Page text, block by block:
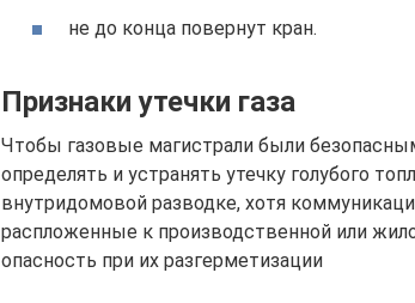
не до конца повернут кран.
Признаки утечки газа
Чтобы газовые магистрали были
определять и устранять утечку голубого
внутридомовой разводке, хотя
распложенные к производственной или
опасность при их разгерметизации